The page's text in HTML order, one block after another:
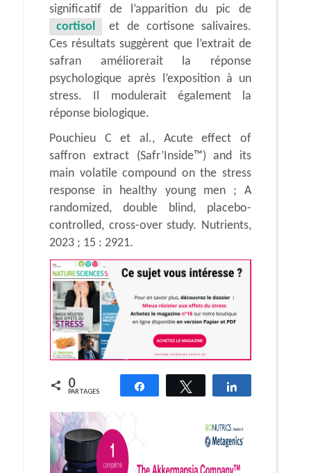
significatif de l’apparition du pic de
cortisol
et de cortisone salivaires.
Ces résultats suggèrent que l’extrait de
safran améliorerait la réponse
psychologique après l’exposition à un
stress. Il modulerait également la
réponse biologique.
Pouchieu C et al., Acute effect of
saffron extract (Safr’Inside™) and its
main volatile compound on the stress
response in healthy young men ; A
randomized, double blind, placebo-
controlled, cross-over study. Nutrients,
2023 ; 15 : 2921.
0
PARTAGES Partagez Tweetez